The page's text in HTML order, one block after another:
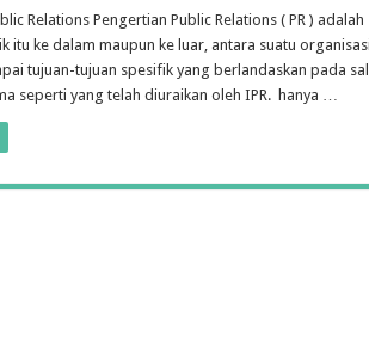
Relations Pengertian Public Relations ( PR )
itu ke dalam maupun ke luar, antara suatu
tujuan-tujuan spesifik yang berlandaskan pada
seperti yang telah diuraikan oleh IPR. hanya …